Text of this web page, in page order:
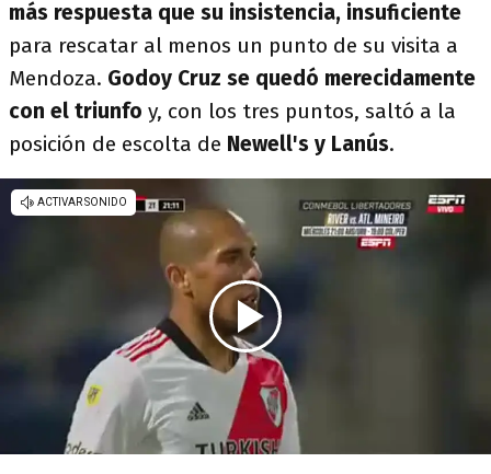
más respuesta que su insistencia, insuficiente
para rescatar al menos un punto de su visita a
Mendoza. Godoy Cruz se quedó merecidamente
con el triunfo y, con los tres puntos, saltó a la
posición de escolta de Newell's y Lanús.